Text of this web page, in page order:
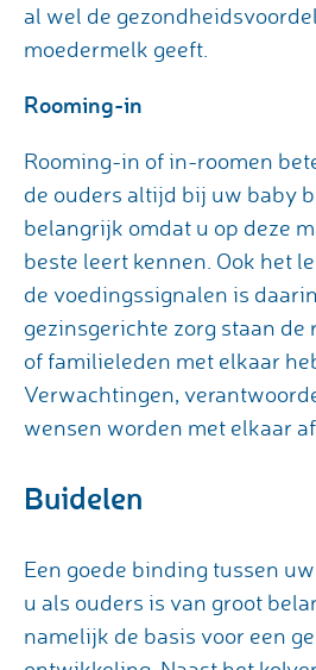
al wel de
moedermelk geeft.
Rooming-in
Rooming-in of in-roomen
de ouders altijd bij uw baby
belangrijk omdat u op deze
beste leert kennen. Ook het
de voedingssignalen is
gezinsgerichte zorg staan de
of familieleden met elkaar
Verwachtingen,
wensen worden met elkaar
Buidelen
Een goede binding tussen
u als ouders is van groot
namelijk de basis voor een